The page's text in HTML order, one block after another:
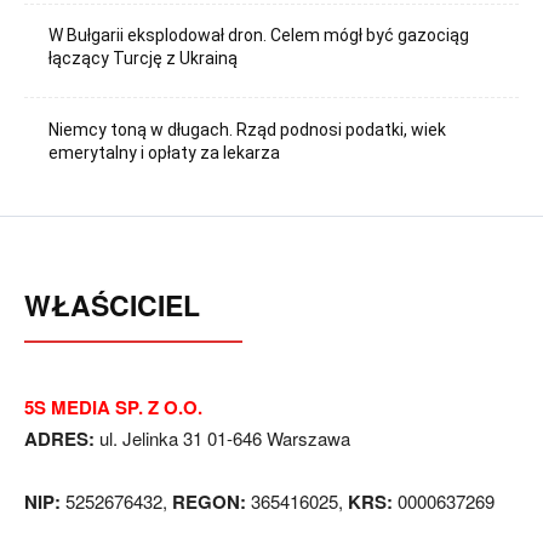
W Bułgarii eksplodował dron. Celem mógł być gazociąg
łączący Turcję z Ukrainą
Niemcy toną w długach. Rząd podnosi podatki, wiek
emerytalny i opłaty za lekarza
WŁAŚCICIEL
5S MEDIA SP. Z O.O.
ADRES: ul. Jelinka 31 01-646 Warszawa
NIP: 5252676432, REGON: 365416025, KRS: 0000637269